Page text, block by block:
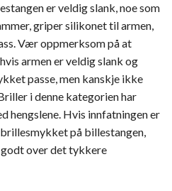
er veldig slank, noe som
griper silikonet til armen,
Vær oppmerksom på at
armen er veldig slank og
passe, men kanskje ikke
i denne kategorien har
hengslene. Hvis innfatningen er
på billestangen,
godt over det tykkere